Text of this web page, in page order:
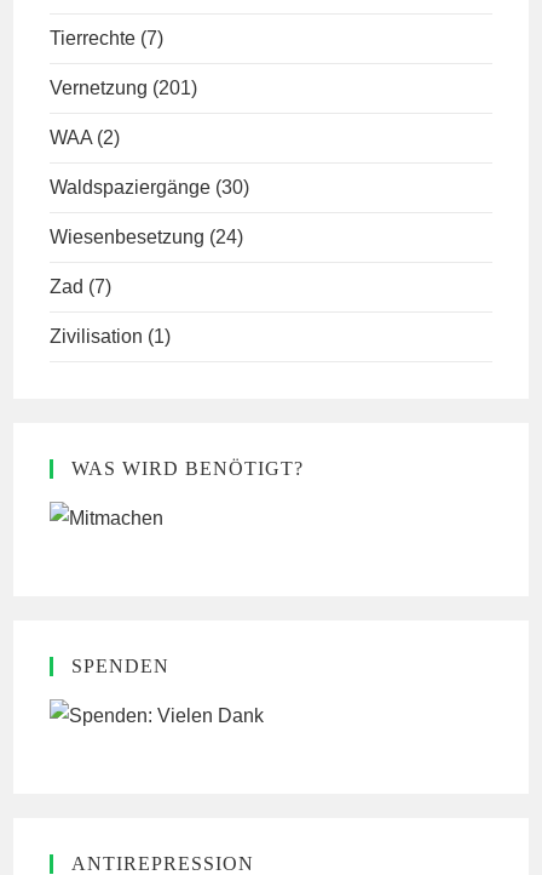
Tierrechte (7)
Vernetzung (201)
WAA (2)
Waldspaziergänge (30)
Wiesenbesetzung (24)
Zad (7)
Zivilisation (1)
WAS WIRD BENÖTIGT?
SPENDEN
ANTIREPRESSION